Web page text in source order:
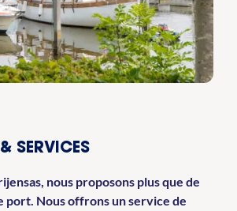
SERVICES
nous proposons plus que de
port. Nous offrons un service de